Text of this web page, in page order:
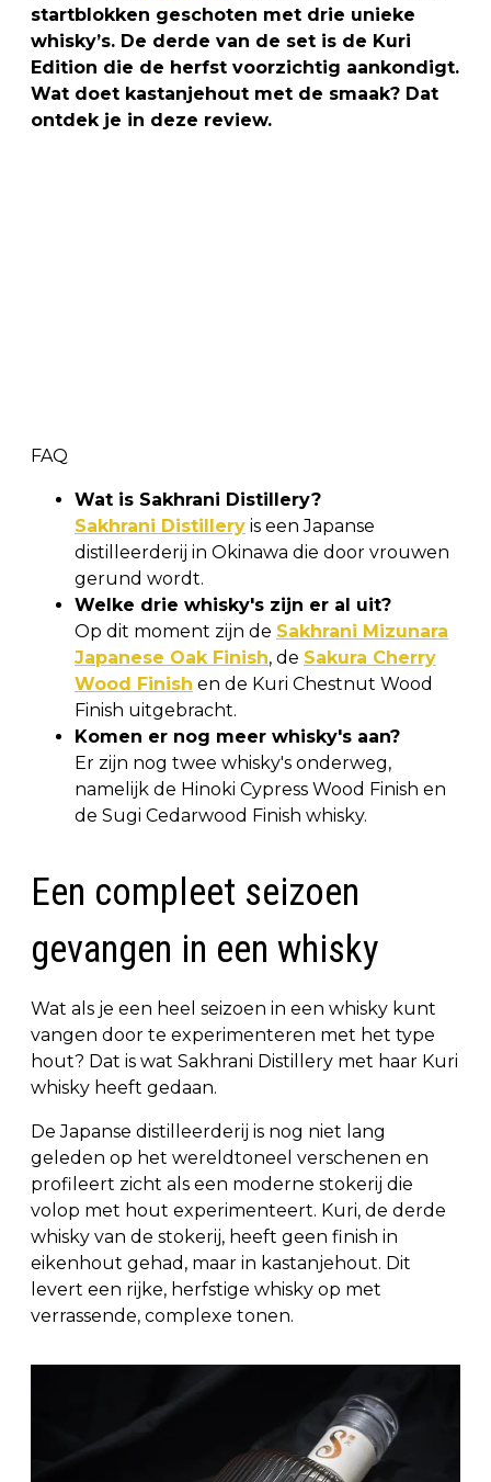
startblokken geschoten met drie unieke
whisky’s. De derde van de set is de Kuri
Edition die de herfst voorzichtig aankondigt.
Wat doet kastanjehout met de smaak? Dat
ontdek je in deze review.
FAQ
Wat is Sakhrani Distillery?
Sakhrani Distillery is een Japanse
distilleerderij in Okinawa die door vrouwen
gerund wordt.
Welke drie whisky's zijn er al uit?
Op dit moment zijn de Sakhrani Mizunara
Japanese Oak Finish, de Sakura Cherry
Wood Finish en de Kuri Chestnut Wood
Finish uitgebracht.
Komen er nog meer whisky's aan?
Er zijn nog twee whisky's onderweg,
namelijk de Hinoki Cypress Wood Finish en
de Sugi Cedarwood Finish whisky.
Een compleet seizoen
gevangen in een whisky
Wat als je een heel seizoen in een whisky kunt
vangen door te experimenteren met het type
hout? Dat is wat Sakhrani Distillery met haar Kuri
whisky heeft gedaan.
De Japanse distilleerderij is nog niet lang
geleden op het wereldtoneel verschenen en
profileert zicht als een moderne stokerij die
volop met hout experimenteert. Kuri, de derde
whisky van de stokerij, heeft geen finish in
eikenhout gehad, maar in kastanjehout. Dit
levert een rijke, herfstige whisky op met
verrassende, complexe tonen.